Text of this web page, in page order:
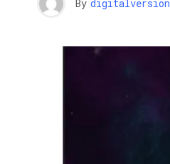
By digitalversion